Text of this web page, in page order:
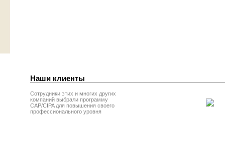
Наши клиенты
Сотрудники этих и многих других
компаний выбрали программу
CAP/CIPA для повышения своего
профессионального уровня